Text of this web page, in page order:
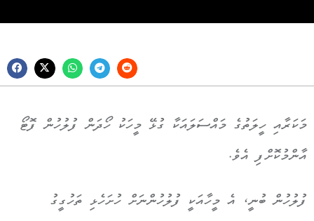
މަކަރާއި ހީލަތުގެ މައްސަލައަކާ ގުޅޭ މީހަކު ހޯދަން ފުލުހުން ފޮޓޯ
އާންމުކޮށްފި އެވެ.
ފުލުހުން ބުނީ، އެ މީހާއަކީ ފުލުހުންނަށް ހުށަހެޅި ތަހުގީގު